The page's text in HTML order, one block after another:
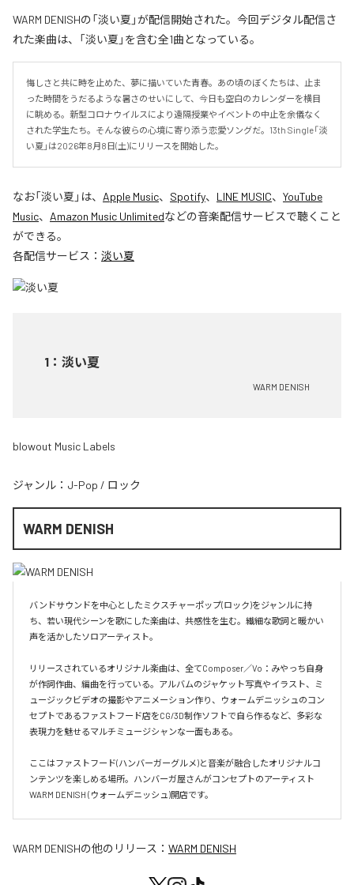
WARM DENISHの「淡い夏」が配信開始された。今回デジタル配信さ
れた楽曲は、「淡い夏」を含む全1曲となっている。
悔しさと共に時を止めた、夢に描いていた青春。あの頃のぼくたちは、止ま
った時間をうだるような暑さのせいにして、今日も空白のカレンダーを横目
に眺める。新型コロナウイルスにより遠隔授業やイベントの中止を余儀なく
された学生たち。そんな彼らの心境に寄り添う恋愛ソングだ。13th Single「淡
い夏」は2026年8月8日(土)にリリースを開始した。
なお「淡い夏 」は、 Apple Music、 Spotify、 LINE MUSIC、 YouTube
Music、 Amazon Music Unlimitedなどの音楽配信サービスで聴くこと
ができる。
各配信サービス： 淡い夏
1 ： 淡い夏
WARM DENISH
blowout Music Labels
ジャンル： J-Pop / ロック
WARM DENISH
バンドサウンドを中心としたミクスチャーポップ(ロック)をジャンルに持
ち、若い現代シーンを歌にした楽曲は、共感性を生む。繊細な歌詞と暖かい
声を活かしたソロアーティスト。
リリースされているオリジナル楽曲は、全てComposer／Vo：みやっち自身
が作詞作曲、編曲を行っている。アルバムのジャケット写真やイラスト、ミ
ュージックビデオの撮影やアニメーション作り、ウォームデニッシュのコン
セプトであるファストフード店をCG/3D制作ソフトで自ら作るなど、多彩な
表現力を魅せるマルチミュージシャンな一面もある。
ここはファストフード(ハンバーガーグルメ)と音楽が融合したオリジナルコ
ンテンツを楽しめる場所。ハンバーガ屋さんがコンセプトのアーティスト
WARM DENISH (ウォームデニッシュ)開店です。
WARM DENISHの他のリリース： WARM DENISH